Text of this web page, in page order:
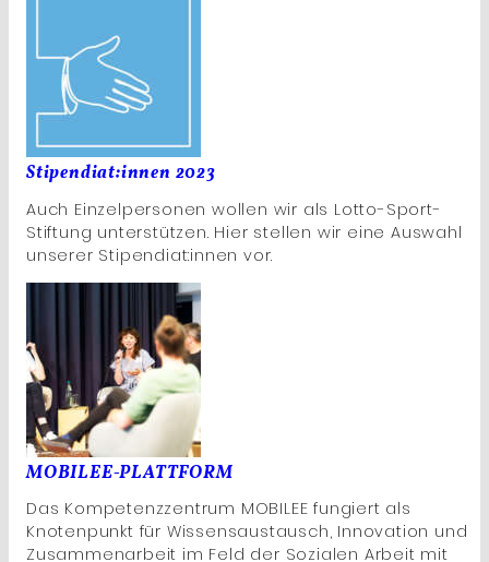
Stipendiat:innen 2023
Auch Einzelpersonen wollen wir als Lotto-Sport-
Stiftung unterstützen. Hier stellen wir eine Auswahl
unserer Stipendiat:innen vor.
MOBILEE-PLATTFORM
Das Kompetenzzentrum MOBILEE fungiert als
Knotenpunkt für Wissensaustausch, Innovation und
Zusammenarbeit im Feld der Sozialen Arbeit mit